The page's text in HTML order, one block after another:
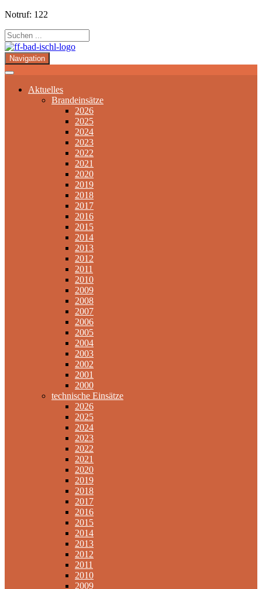
Notruf: 122
Navigation
Aktuelles
Brandeinsätze
2026
2025
2024
2023
2022
2021
2020
2019
2018
2017
2016
2015
2014
2013
2012
2011
2010
2009
2008
2007
2006
2005
2004
2003
2002
2001
2000
technische Einsätze
2026
2025
2024
2023
2022
2021
2020
2019
2018
2017
2016
2015
2014
2013
2012
2011
2010
2009